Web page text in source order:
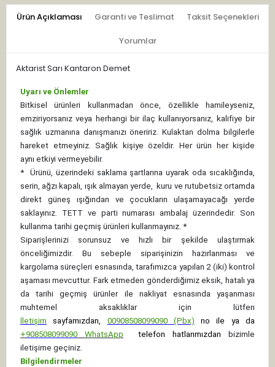
Ürün Açıklaması Garanti ve Teslimat Taksit Seçenekleri
Yorumlar
Aktarist Sarı Kantaron Demet
Uyarı ve Önlemler
Bitkisel ürünleri kullanmadan önce, özellikle hamileyseniz,
emziriyorsanız veya herhangi bir ilaç kullanıyorsanız, kalifiye bir
sağlık uzmanına danışmanızı öneririz. Kulaktan dolma bilgilerle
hareket etmeyiniz. Sağlık kişiye özeldir. Her ürün her kişide
aynı etkiyi vermeyebilir.
*
Ürünü, üzerindeki saklama şartlarına uyarak oda sıcaklığında,
serin, ağzı kapalı, ışık almayan yerde, kuru ve rutubetsiz ortamda
direkt güneş ışığından ve çocukların ulaşamayacağı yerde
saklayınız. TETT ve parti numarası ambalaj üzerindedir. Son
kullanma tarihi geçmiş ürünleri kullanmayınız. *
Siparişlerinizi sorunsuz ve hızlı bir şekilde ulaştırmak
önceliğimizdir. Bu sebeple siparişinizin hazırlanması ve
kargolama süreçleri esnasında, tarafımızca yapılan 2 (iki) kontrol
aşaması mevcuttur. Fark etmeden gönderdiğimiz eksik, hatalı ya
da tarihi geçmiş ürünler ile nakliyat esnasında yaşanması
muhtemel aksaklıklar için lütfen
İletişim
sayfamızdan, 00908508099090 (Pbx) no ile ya da
+908508099090 WhatsApp telefon hatlarımızdan bizimle
iletişime geçiniz.
Bilgilendirmeler